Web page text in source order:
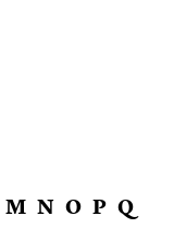
M N O P Q